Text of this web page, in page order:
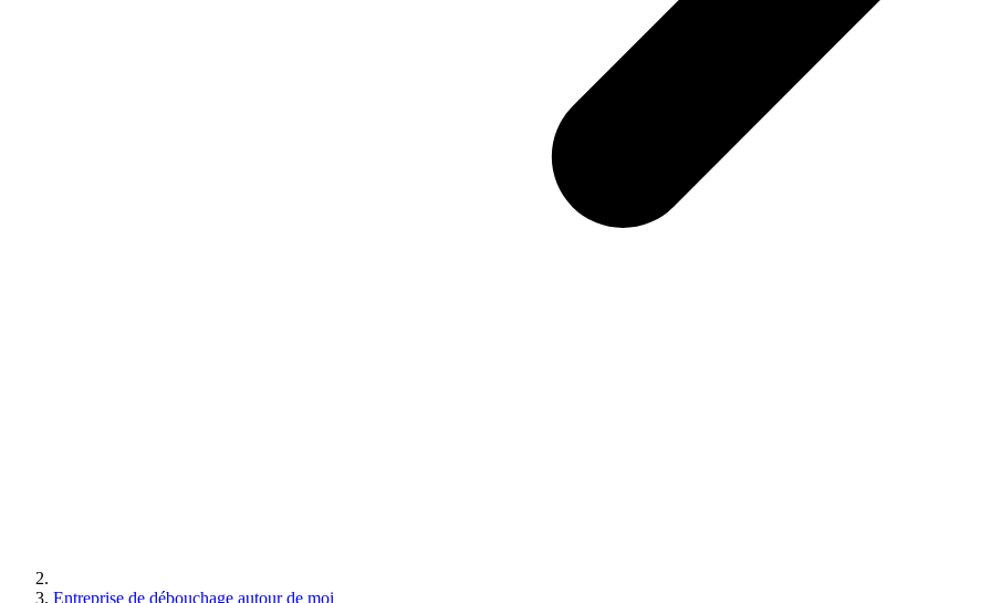
Entreprise de débouchage autour de moi